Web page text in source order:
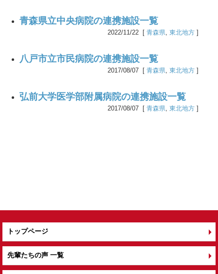
青森県立中央病院の連携施設一覧
2022/11/22 [ 青森県 東北地方 ]
八戸市立市民病院の連携施設一覧
2017/08/07 [ 青森県 東北地方 ]
弘前大学医学部附属病院の連携施設一覧
2017/08/07 [ 青森県 東北地方 ]
トップページ
先輩たちの声 一覧